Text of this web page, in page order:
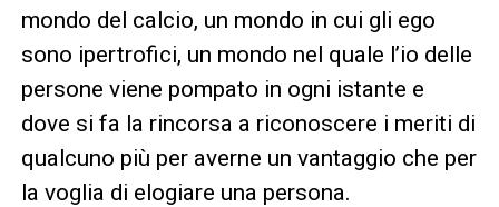
mondo del calcio, un mondo in cui gli ego
sono ipertrofici, un mondo nel quale l’io delle
persone viene pompato in ogni istante e
dove si fa la rincorsa a riconoscere i meriti di
qualcuno più per averne un vantaggio che per
la voglia di elogiare una persona.